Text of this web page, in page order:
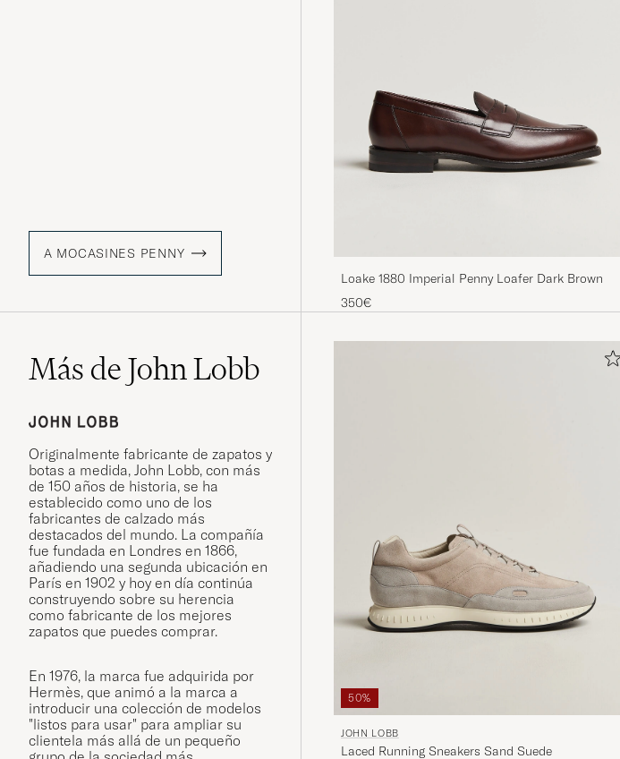
A MOCASINES PENNY
Loake 1880 Imperial Penny Loafer Dark Brown
350€
Más de John Lobb
Originalmente fabricante de zapatos y
botas a medida, John Lobb, con más
de 150 años de historia, se ha
establecido como uno de los
fabricantes de calzado más
destacados del mundo. La compañía
fue fundada en Londres en 1866,
añadiendo una segunda ubicación en
París en 1902 y hoy en día continúa
construyendo sobre su herencia
como fabricante de los mejores
zapatos que puedes comprar.
En 1976, la marca fue adquirida por
Hermès, que animó a la marca a
introducir una colección de modelos
"listos para usar" para ampliar su
clientela más allá de un pequeño
50%
JOHN LOBB
Laced Running Sneakers Sand Suede